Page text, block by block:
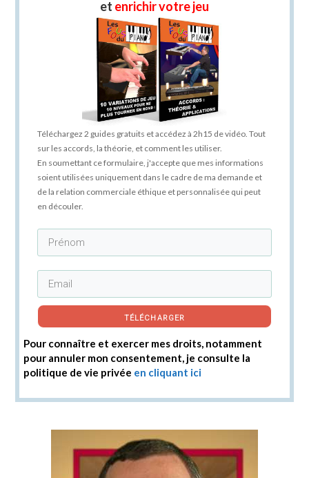
et enrichir votre jeu
Téléchargez 2 guides gratuits et accédez à 2h15 de vidéo. Tout
sur les accords, la théorie, et comment les utiliser.
En soumettant ce formulaire, j'accepte que mes informations
soient utilisées uniquement dans le cadre de ma demande et
de la relation commerciale éthique et personnalisée qui peut
en découler.
TÉLÉCHARGER
Pour connaître et exercer mes droits, notamment
pour annuler mon consentement, je consulte la
politique de vie privée en cliquant ici